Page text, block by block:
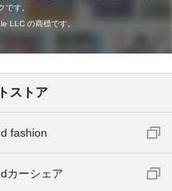
す。
LLC の商標です。
ストア
d fashion
dカーシェア